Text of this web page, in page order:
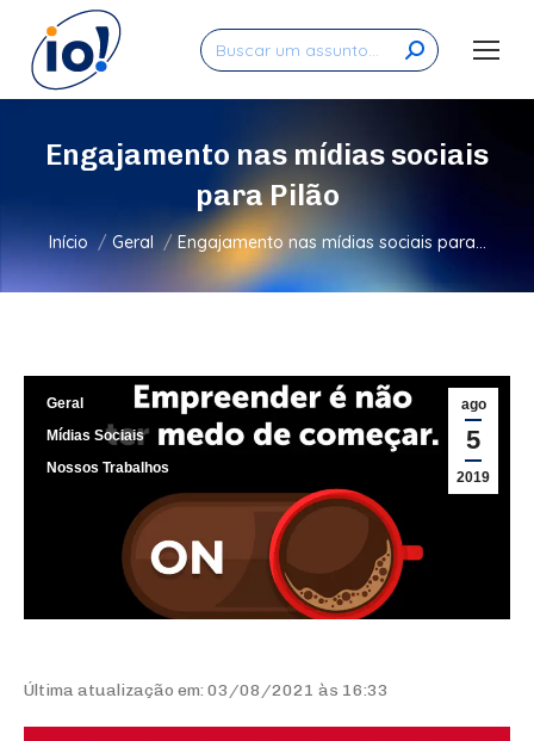
Search:
Engajamento nas mídias sociais
para Pilão
Você está aqui:
Início Geral Engajamento nas mídias sociais para…
ago
5
2019
Geral
Mídias Sociais
Nossos Trabalhos
Última atualização em: 03/08/2021 às 16:33